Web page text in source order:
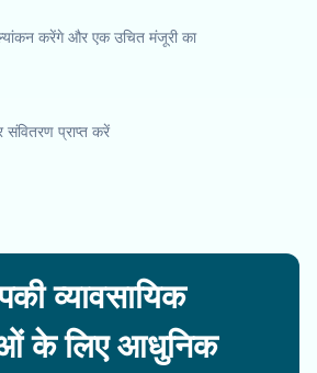
करेंगे और एक उचित मंजूरी का
संवितरण प्राप्त करें
व्यावसायिक
के लिए आधुनिक